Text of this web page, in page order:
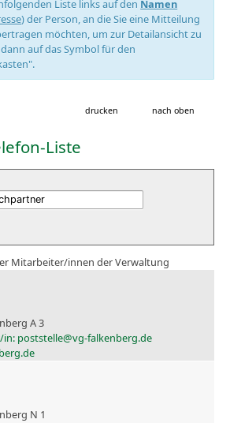
Liste links auf den Namen
) der Person, an die Sie eine Mitteilung
möchten, um zur Detailansicht zu
auf das Symbol für den
drucken nach oben
Liste
Mitarbeiter/innen der Verwaltung
A 3
N 1